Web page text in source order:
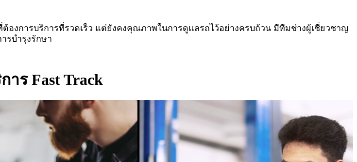
ต้องการบริการที่รวดเร็ว แต่ยังคงคุณภาพในการดูแลรถไว้อย่างครบถ้วน มีทีมช่างผู้เชี่ยวชาญ
รบำรุงรักษา
าร Fast Track